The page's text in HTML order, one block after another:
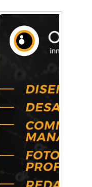
competirá
voló en avión lo
necesitan
para crecer con
y mucho más:
para aprender y